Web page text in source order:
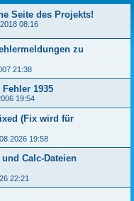
Seite des Projekts!
08:16
zu
21:38
1935
19:54
(Fix wird für
19:58
Calc-Dateien
22:21